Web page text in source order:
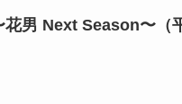
花男 Next Season〜（